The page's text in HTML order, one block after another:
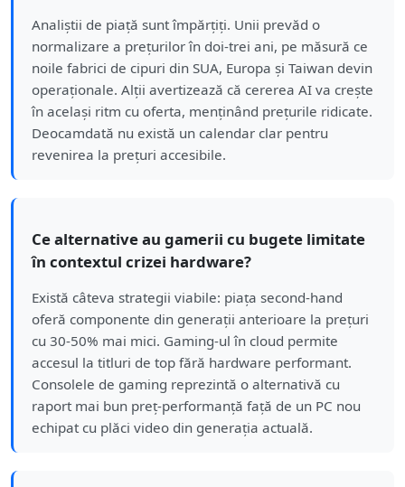
Analiștii de piață sunt împărțiți. Unii prevăd o
normalizare a prețurilor în doi-trei ani, pe măsură ce
noile fabrici de cipuri din SUA, Europa și Taiwan devin
operaționale. Alții avertizează că cererea AI va crește
în același ritm cu oferta, menținând prețurile ridicate.
Deocamdată nu există un calendar clar pentru
revenirea la prețuri accesibile.
Ce alternative au gamerii cu bugete limitate
în contextul crizei hardware?
Există câteva strategii viabile: piața second-hand
oferă componente din generații anterioare la prețuri
cu 30-50% mai mici. Gaming-ul în cloud permite
accesul la titluri de top fără hardware performant.
Consolele de gaming reprezintă o alternativă cu
raport mai bun preț-performanță față de un PC nou
echipat cu plăci video din generația actuală.